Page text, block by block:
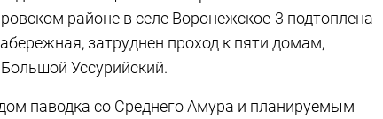
районе в селе Воронежское-3 подтоплена
затруднен проход к пяти домам,
Уссурийский.
паводка со Среднего Амура и планируемым